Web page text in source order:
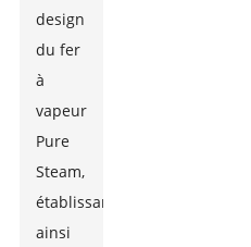
design
du fer
à
vapeur
Pure
Steam,
établissant
ainsi